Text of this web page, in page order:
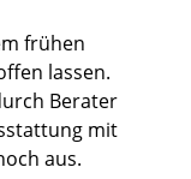
frühen
lassen.
Berater
mit
aus.